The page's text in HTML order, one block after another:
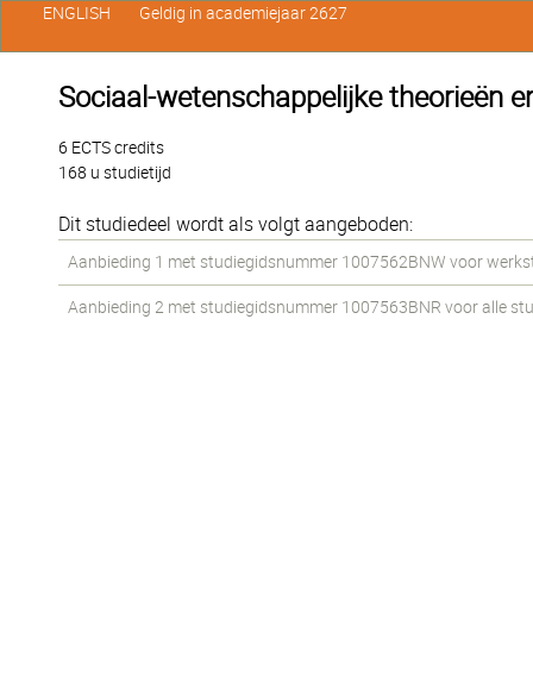
Sociaal-wetenschappelijke theorieën
6 ECTS credits
168 u studietijd
Dit studiedeel wordt als volgt aangeboden:
Aanbieding 1 met studiegidsnummer 1007562BNW voor
Aanbieding 2 met studiegidsnummer 1007563BNR voor alle
ENGLISH Geldig in academiejaar 2627